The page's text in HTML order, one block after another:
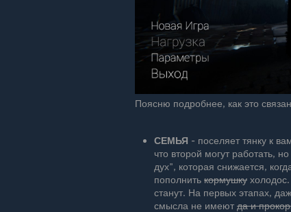
Поясню подробнее, как это
СЕМЬЯ - поселяет тянку к
что второй могут работать,
дух", которая снижается,
пополнить кормушку
станут. На первых этапах,
смысла не имеют да и